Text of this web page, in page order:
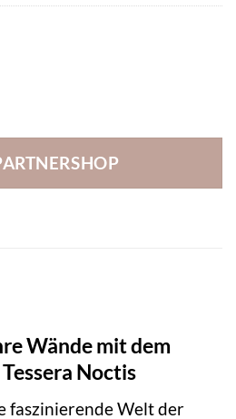
Wände mit dem
Noctis
faszinierende Welt der